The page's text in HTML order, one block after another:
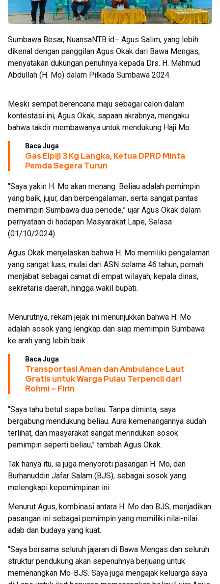
Sumbawa Besar, NuansaNTB.id– Agus Salim, yang lebih
dikenal dengan panggilan Agus Okak dari Bawa Mengas,
menyatakan dukungan penuhnya kepada Drs. H. Mahmud
Abdullah (H. Mo) dalam Pilkada Sumbawa 2024.
Meski sempat berencana maju sebagai calon dalam
kontestasi ini, Agus Okak, sapaan akrabnya, mengaku
bahwa takdir membawanya untuk mendukung Haji Mo.
Baca Juga
Gas Elpiji 3 Kg Langka, Ketua DPRD Minta
Pemda Segera Turun
“Saya yakin H. Mo akan menang. Beliau adalah pemimpin
yang baik, jujur, dan berpengalaman, serta sangat pantas
memimpin Sumbawa dua periode,” ujar Agus Okak dalam
pernyataan di hadapan Masyarakat Lape, Selasa
(01/10/2024).
Agus Okak menjelaskan bahwa H. Mo memiliki pengalaman
yang sangat luas, mulai dari ASN selama 46 tahun, pernah
menjabat sebagai camat di empat wilayah, kepala dinas,
sekretaris daerah, hingga wakil bupati.
Menurutnya, rekam jejak ini menunjukkan bahwa H. Mo
adalah sosok yang lengkap dan siap memimpin Sumbawa
ke arah yang lebih baik.
Baca Juga
Transportasi Aman dan Ambulance Laut
Gratis untuk Warga Pulau Terpencil dari
Rohmi – Firin
“Saya tahu betul siapa beliau. Tanpa diminta, saya
bergabung mendukung beliau. Aura kemenangannya sudah
terlihat, dan masyarakat sangat merindukan sosok
pemimpin seperti beliau,” tambah Agus Okak.
Tak hanya itu, ia juga menyoroti pasangan H. Mo, dan
Burhanuddin Jafar Salam (BJS), sebagai sosok yang
melengkapi kepemimpinan ini.
Menurut Agus, kombinasi antara H. Mo dan BJS, menjadikan
pasangan ini sebagai pemimpin yang memiliki nilai-nilai
adab dan budaya yang kuat.
“Saya bersama seluruh jajaran di Bawa Mengas dan seluruh
struktur pendukung akan sepenuhnya berjuang untuk
memenangkan Mo-BJS. Saya juga mengajak keluarga saya